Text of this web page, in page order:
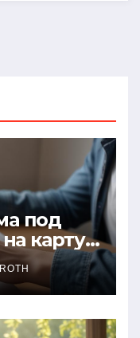
под
карту
порядок,